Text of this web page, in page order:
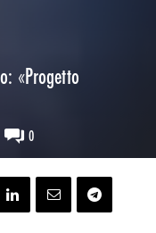
«Progetto
0